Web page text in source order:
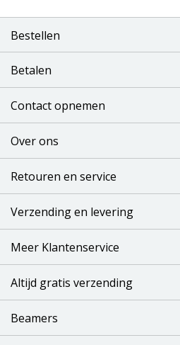
Bestellen
Betalen
Contact opnemen
Over ons
Retouren en service
Verzending en levering
Meer Klantenservice
Altijd gratis verzending
Beamers